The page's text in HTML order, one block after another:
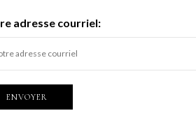
adresse courriel: